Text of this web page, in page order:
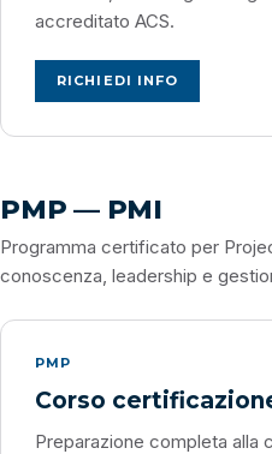
accreditato ACS.
RICHIEDI INFO
PMP — PMI
Programma certificato per
conoscenza, leadership e
PMP
Corso
Preparazione completa alla